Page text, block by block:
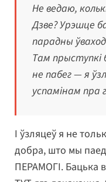
Не ведаю,
Дзве? Урэшце
парадны
Там прыступкі
не пабег — я
успамінам пра
І ўзляцеў я не
добра, што мы
ПЕРАМОГІ. Бацька